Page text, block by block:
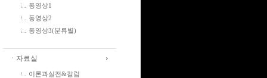
동영상1
동영상2
동영상3(분류별)
ㆍ자료실
이론과실전&칼럼